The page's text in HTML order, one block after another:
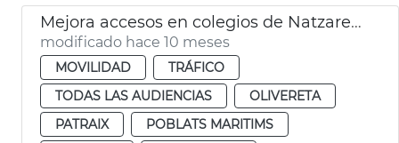
Mejora accesos en colegios de Natzaret, Soterres y Safranar
modificado hace 10 meses
MOVILIDAD
TRÁFICO
TODAS LAS AUDIENCIAS
OLIVERETA
PATRAIX
POBLATS MARITIMS